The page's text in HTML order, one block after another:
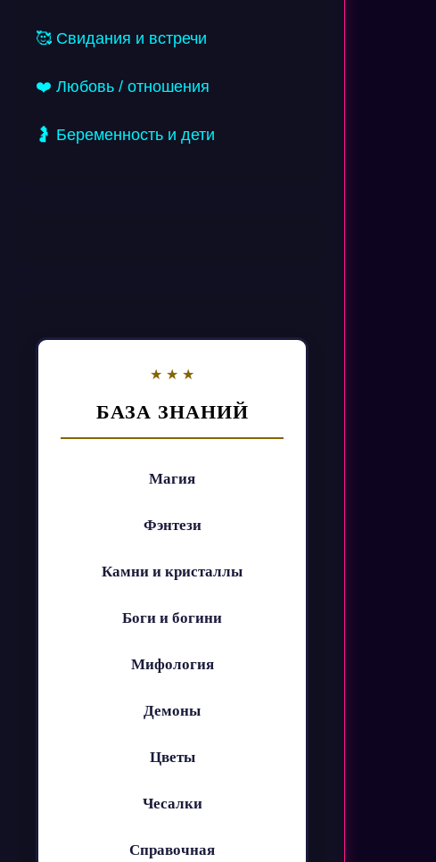
🥰 Свидания и встречи
❤️ Любовь / отношения
🤰 Беременность и дети
БАЗА ЗНАНИЙ
Магия
Фэнтези
Камни и кристаллы
Боги и богини
Мифология
Демоны
Цветы
Чесалки
Справочная